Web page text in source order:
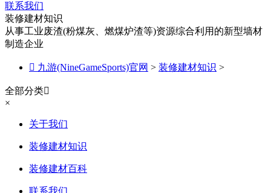
联系我们
装修建材知识
从事工业废渣(粉煤灰、燃煤炉渣等)资源综合利用的新型墙材
制造企业
 九游(NineGameSports)官网 > 装修建材知识 >
全部分类
×
关于我们
装修建材知识
装修建材百科
联系我们